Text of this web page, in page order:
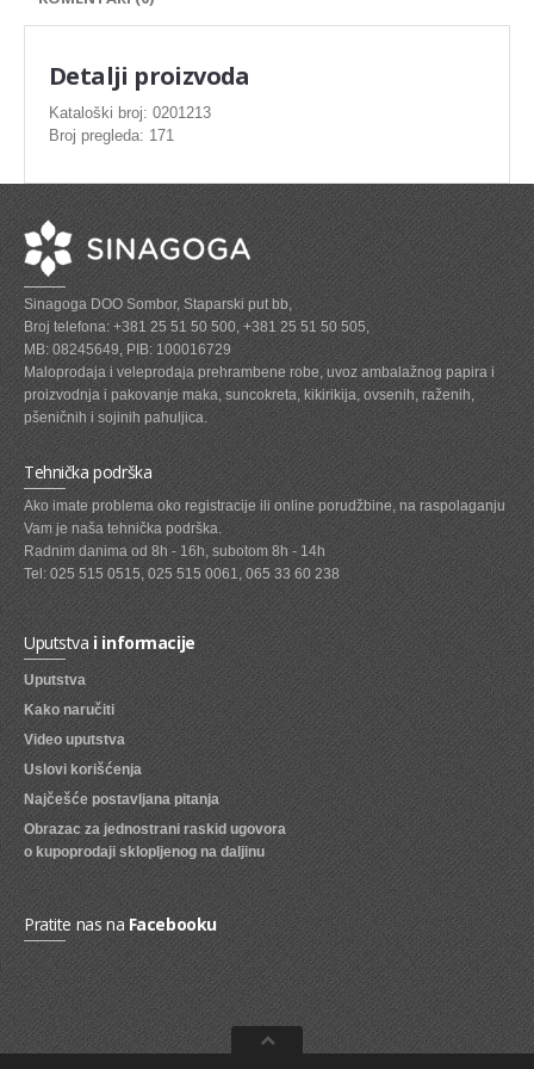
ZAMRZNUTO MESO SVINJSKO
ZAMRZNUTA RIBA
ZAMRZNUTO MESO PILETINA
PASTETE I MESNI NARESCI
TUNJEVINE I KONZERVE
GOTOVA JELA
SIROVINA ZA GASTRO
GASTRO
KISELISI
KECAP, SENF, REN, PARADAJZ,SOS
KOMPOTI
SVEZE VOCE
SVEZE POVRCE
DZEMOVI, MARMALADE I MED
BOMBONI
ZVAKE
LIZALICE
COKOLADE
KREMOVI
BOMBONJERE I PRALINE
MALE COKOLADE I BAROVI
KEKSOVI
KEKS STRUDLE
Detalji proizvoda
Kataloški broj: 0201213
Broj pregleda: 171
Sinagoga DOO Sombor, Staparski put bb,
Broj telefona: +381 25 51 50 500, +381 25 51 50 505,
MB: 08245649, PIB: 100016729
Maloprodaja i veleprodaja prehrambene robe, uvoz ambalažnog papira i
proizvodnja i pakovanje maka, suncokreta, kikirikija, ovsenih, raženih,
pšeničnih i sojinih pahuljica.
Tehnička podrška
Ako imate problema oko registracije ili online porudžbine, na raspolaganju
Vam je naša tehnička podrška.
Radnim danima od 8h - 16h, subotom 8h - 14h
Tel: 025 515 0515, 025 515 0061, 065 33 60 238
Uputstvai informacije
Uputstva
Kako naručiti
Video uputstva
Uslovi korišćenja
Najčešće postavljana pitanja
Obrazac za jednostrani raskid ugovora
o kupoprodaji sklopljenog na daljinu
Pratite nas na Facebooku